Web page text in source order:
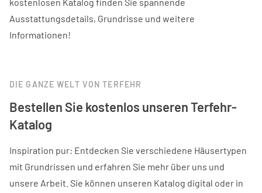
Ausstattungsdetails, Grundrisse und weitere
Informationen!
DIE GANZE WELT VON TERFEHR
Bestellen Sie kostenlos unseren Terfehr-
Katalog
Inspiration pur: Entdecken Sie verschiedene Häusertypen
mit Grundrissen und erfahren Sie mehr über uns und
unsere Arbeit. Sie können unseren Katalog digital oder in